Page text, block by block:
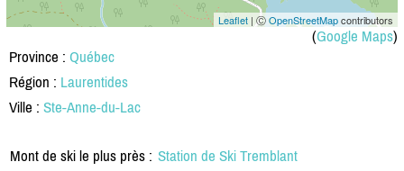
Leaflet | ⒸOpenStreetMapcontributors
(Google Maps)
Province : Québec
Région : Laurentides
Ville : Ste-Anne-du-Lac
Mont de ski le plus près : Station de Ski Tremblant